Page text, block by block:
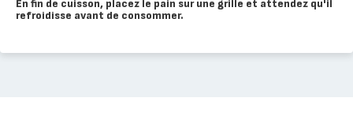
En fin de cuisson, placez le pain sur une grille et attendez qu'il
refroidisse avant de consommer.